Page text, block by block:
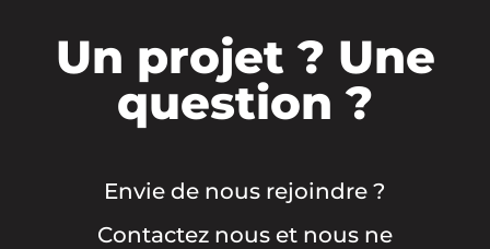
Un projet ? Une
question ?
Envie de nous rejoindre ?
Contactez nous et nous ne